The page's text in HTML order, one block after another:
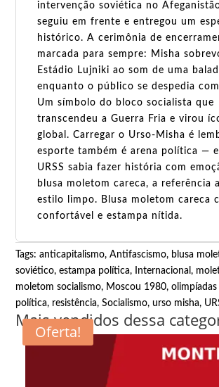
intervenção soviética no
seguiu em frente e entregou um
histórico. A cerimônia de
marcada para sempre: Misha
Estádio Lujniki ao som de uma
enquanto o público se despedia
Um símbolo do bloco socialista que
transcendeu a Guerra Fria e virou
global. Carregar o Urso-Misha é
esporte também é arena política —
URSS sabia fazer história com
blusa moletom careca, a referência
estilo limpo. Blusa moletom careca
confortável e estampa nítida.
Tags:anticapitalismo,Antifascismo, blusa
soviético,estampa política, Internacional,
moletom socialismo, Moscou 1980,
política, resistência,Socialismo,urso misha,
Mais vendidos dessa
Oferta!